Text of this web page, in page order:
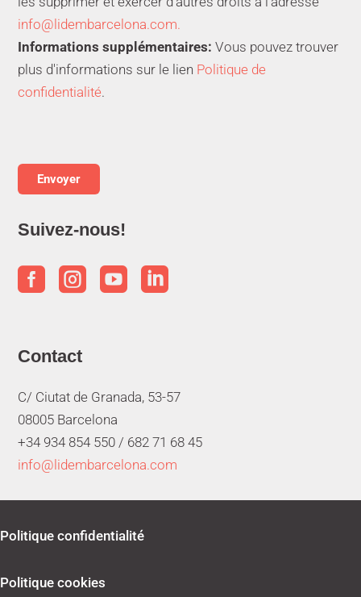
info@lidembarcelona.com.
Informations supplémentaires: Vous pouvez trouver
plus d'informations sur le lien Politique de
confidentialité.
Suivez-nous!
   
Contact
C/ Ciutat de Granada, 53-57
08005 Barcelona
+34 934 854 550 / 682 71 68 45
info@lidembarcelona.com
Politique confidentialité
Politique cookies